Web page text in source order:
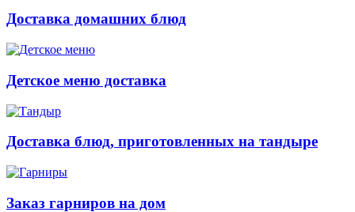
Доставка домашних блюд
Детское меню доставка
Доставка блюд, приготовленных на тандыре
Заказ гарниров на дом